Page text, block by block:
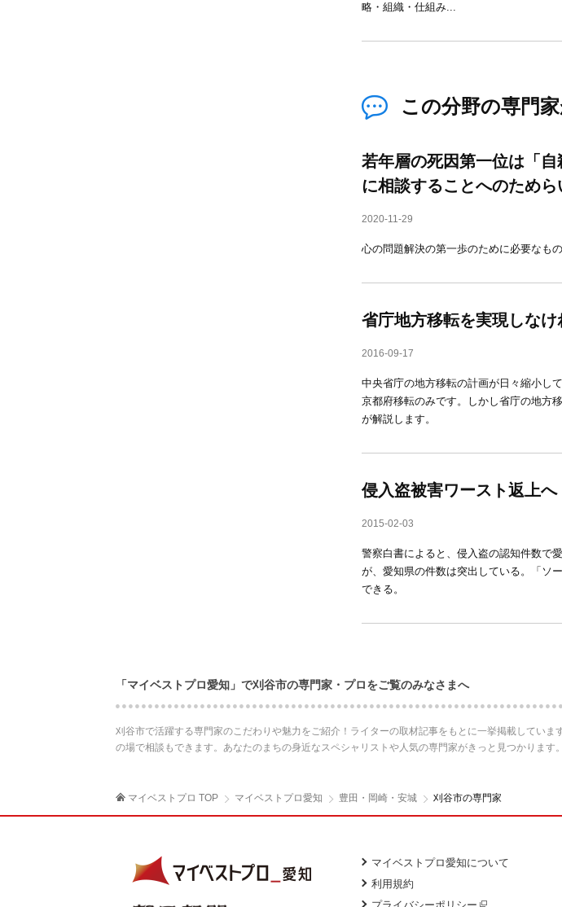
略・組織・仕組み...
この分野の専門
若年層の死因第一位は「
に相談することへのためら
2020-11-29
心の問題解決の第一歩のために必要なも
省庁地方移転を実現しな
2016-09-17
中央省庁の地方移転の計画が日々縮小し
京都府移転のみです。しかし省庁の地方
が解説します。
侵入盗被害ワースト返上
2015-02-03
警察白書によると、侵入盗の認知件数で
が、愛知県の件数は突出している。「ソ
できる。
「マイベストプロ愛知」で刈谷市の専門家・プロをご覧のみなさまへ
刈谷市で活躍する専門家のこだわりや魅力をご紹介！ライターの取材記事をもとに一挙掲載してい
の場で相談もできます。あなたのまちの身近なスペシャリストや人気の専門家がきっと見つかります
マイベストプロ TOP マイベストプロ愛知 豊田・岡崎・安城 刈谷市の専門家
マイベストプロ愛知について
利用規約